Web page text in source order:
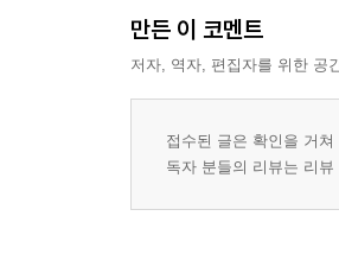
난, 긍정이 체질이야
어려움과 간절함을 통해
해외 취업 후 힘들었던 점
만든 이 코멘트
저자, 역자, 편집자를 위한 공
접수된 글은 확인을 거
독자 분들의 리뷰는 리